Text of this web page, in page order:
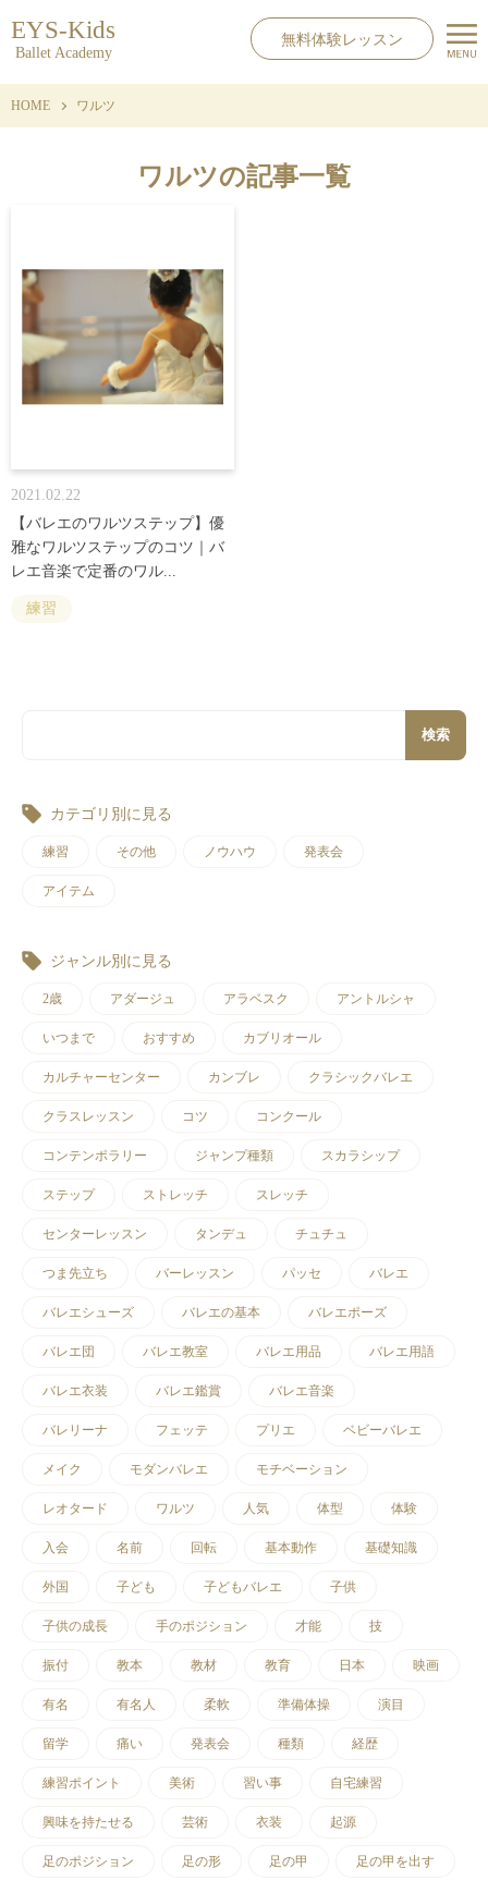
EYS-Kids
Ballet Academy
無料体験レッスン
HOME ワルツ
ワルツの記事一覧
2021.02.22
【バレエのワルツステップ】優
雅なワルツステップのコツ｜バ
レエ音楽で定番のワル...
練習
検索
カテゴリ別に見る
練習 その他 ノウハウ 発表会
アイテム
ジャンル別に見る
2歳 アダージュ アラベスク アントルシャ
いつまで おすすめ カブリオール
カルチャーセンター カンブレ クラシックバレエ
クラスレッスン コツ コンクール
コンテンポラリー ジャンプ種類 スカラシップ
ステップ ストレッチ スレッチ
センターレッスン タンデュ チュチュ
つま先立ち バーレッスン パッセ バレエ
バレエシューズ バレエの基本 バレエポーズ
バレエ団 バレエ教室 バレエ用品 バレエ用語
バレエ衣装 バレエ鑑賞 バレエ音楽
バレリーナ フェッテ プリエ ベビーバレエ
メイク モダンバレエ モチベーション
レオタード ワルツ 人気 体型 体験
入会 名前 回転 基本動作 基礎知識
外国 子ども 子どもバレエ 子供
子供の成長 手のポジション 才能 技
振付 教本 教材 教育 日本 映画
有名 有名人 柔軟 準備体操 演目
留学 痛い 発表会 種類 経歴
練習ポイント 美術 習い事 自宅練習
興味を持たせる 芸術 衣装 起源
足のポジション 足の形 足の甲 足の甲を出す